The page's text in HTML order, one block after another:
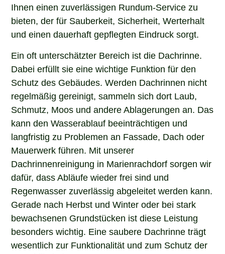
Ihnen einen zuverlässigen Rundum-Service zu
bieten, der für Sauberkeit, Sicherheit, Werterhalt
und einen dauerhaft gepflegten Eindruck sorgt.
Ein oft unterschätzter Bereich ist die Dachrinne.
Dabei erfüllt sie eine wichtige Funktion für den
Schutz des Gebäudes. Werden Dachrinnen nicht
regelmäßig gereinigt, sammeln sich dort Laub,
Schmutz, Moos und andere Ablagerungen an. Das
kann den Wasserablauf beeinträchtigen und
langfristig zu Problemen an Fassade, Dach oder
Mauerwerk führen. Mit unserer
Dachrinnenreinigung in Marienrachdorf sorgen wir
dafür, dass Abläufe wieder frei sind und
Regenwasser zuverlässig abgeleitet werden kann.
Gerade nach Herbst und Winter oder bei stark
bewachsenen Grundstücken ist diese Leistung
besonders wichtig. Eine saubere Dachrinne trägt
wesentlich zur Funktionalität und zum Schutz der